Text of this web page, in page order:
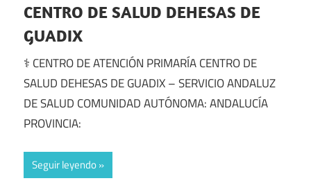
CENTRO DE SALUD DEHESAS DE
GUADIX
⚕️ CENTRO DE ATENCIÓN PRIMARÍA CENTRO DE
SALUD DEHESAS DE GUADIX – SERVICIO ANDALUZ
DE SALUD COMUNIDAD AUTÓNOMA: ANDALUCÍA
PROVINCIA:
Seguir leyendo